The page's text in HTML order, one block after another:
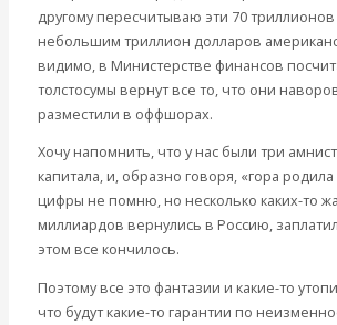
другому пересчитываю эти 70
небольшим триллион долларов
видимо, в Министерстве финансов
толстосумы вернут все то, что они
разместили в оффшорах.
Хочу напомнить, что у нас были три
капитала, и, образно говоря, «гора
цифры не помню, но несколько каких-то
миллиардов вернулись в Россию,
этом все кончилось.
Поэтому все это фантазии и какие-то
что будут какие-то гарантии по